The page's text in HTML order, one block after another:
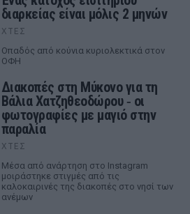
διαρκείας είναι μόλις 2 μηνών
ΧΤΕΣ
Οπαδός από κούνια κυριολεκτικά στον
ΟΦΗ
Διακοπές στη Μύκονο για τη
Βάλια Χατζηθεοδώρου ‑ οι
φωτογραφίες με μαγιό στην
παραλία
ΧΤΕΣ
Μέσα από ανάρτηση στο Instagram
μοιράστηκε στιγμές από τις
καλοκαιρινές της διακοπές στο νησί των
ανέμων